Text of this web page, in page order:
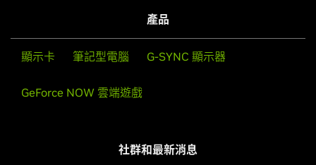
產品
顯示卡 筆記型電腦 G-SYNC 顯示器
GeForce NOW 雲端遊戲
社群和最新消息